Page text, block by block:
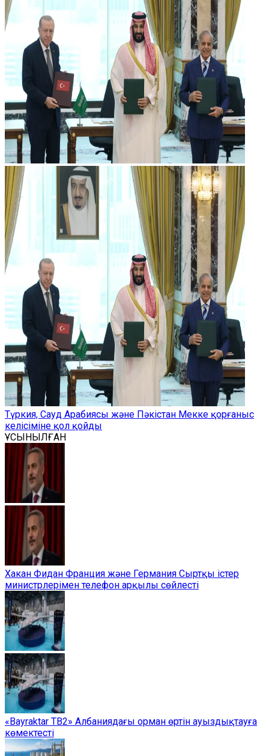
Түркия, Сауд Арабиясы және Пәкістан Мекке қорғаныс
келісіміне қол қойды
ҰСЫНЫЛҒАН
Хакан Фидан Франция және Германия Сыртқы істер
министрлерімен телефон арқылы сөйлесті
«Bayraktar TB2» Албаниядағы орман өртін ауыздықтауға
көмектесті